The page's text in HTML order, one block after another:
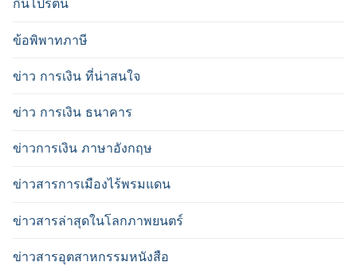
กินโปรตีน
ข้อพิพาทภาษี
ข่าว การเงิน ที่น่าสนใจ
ข่าว การเงิน ธนาคาร
ข่าวการเงิน ภาษาอังกฤษ
ข่าวสารการเมืองไร้พรมแดน
ข่าวสารล่าสุดในโลกภาพยนตร์
ข่าวสารอุตสาหกรรมหนังสือ